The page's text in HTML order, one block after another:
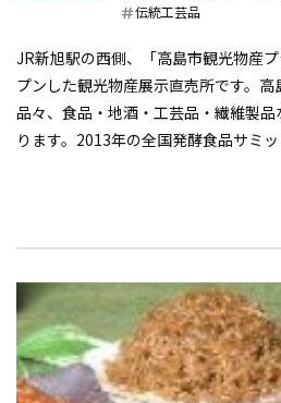
伝統工芸品
JR新旭駅の西側、「高島市観光物産
プンした観光物産展示直売所です。
品々、食品・地酒・工芸品・繊維製
ります。2013年の全国発酵食品サミ